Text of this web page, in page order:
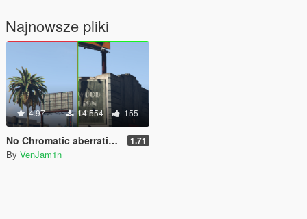
Najnowsze pliki
4.97 14 554 155
No Chromatic aberration & Lens distortion 1.71
By VenJam1n